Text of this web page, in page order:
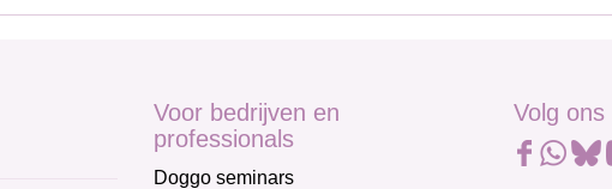
Voor bedrijven en
professionals
Doggo seminars
Volg ons